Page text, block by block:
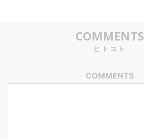
COMMENTS
ヒトコト
COMMENTS